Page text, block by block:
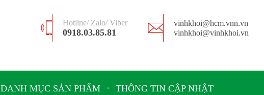
Hotline/ Zalo/ Viber
0918.03.85.81
vinhkhoi@hcm.vnn.vn
vinhkhoi@vinhkhoi.vn
DANH MỤC SẢN PHẨM THÔNG TIN CẬP NHẬT